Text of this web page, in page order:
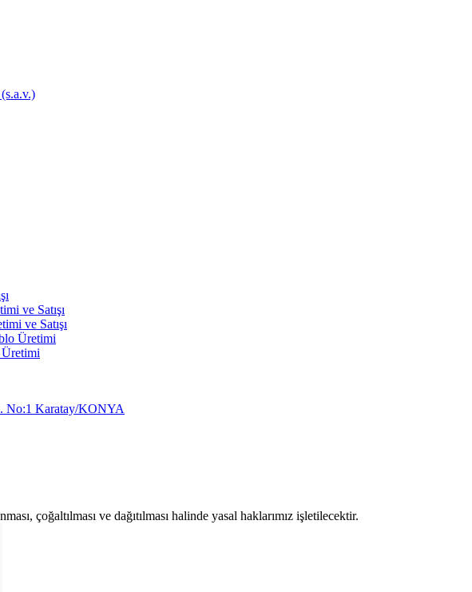
ve Satışı
ve Satışı
Üretimi
Üretimi
No:1 Karatay/KONYA
çoğaltılması ve dağıtılması halinde yasal haklarımız işletilecektir.